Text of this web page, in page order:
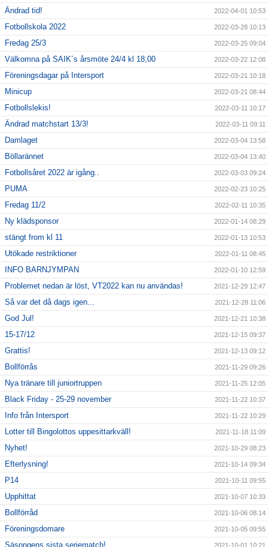
Ändrad tid! 2022-04-01 10:53
Fotbollskola 2022 2022-03-28 10:13
Fredag 25/3 2022-03-25 09:04
Välkomna på SAIK´s årsmöte 24/4 kl 18,00 2022-03-22 12:08
Föreningsdagar på Intersport 2022-03-21 10:18
Minicup 2022-03-21 08:44
Fotbollslekis! 2022-03-11 10:17
Ändrad matchstart 13/3! 2022-03-11 09:11
Damlaget 2022-03-04 13:58
Böllarännet 2022-03-04 13:40
Fotbollsåret 2022 är igång.. 2022-03-03 09:24
PUMA 2022-02-23 10:25
Fredag 11/2 2022-02-11 10:35
Ny klädsponsor 2022-01-14 08:29
stängt from kl 11 2022-01-13 10:53
Utökade restriktioner 2022-01-11 08:45
INFO BARNJYMPAN 2022-01-10 12:59
Problemet nedan är löst, VT2022 kan nu användas! 2021-12-29 12:47
Så var det då dags igen... 2021-12-28 11:06
God Jul! 2021-12-21 10:38
15-17/12 2021-12-15 09:37
Grattis! 2021-12-13 09:12
Bollförrås 2021-11-29 09:26
Nya tränare till juniortruppen 2021-11-25 12:05
Black Friday - 25-29 november 2021-11-22 10:37
Info från Intersport 2021-11-22 10:29
Lotter till Bingolottos uppesittarkväll! 2021-11-18 11:09
Nyhet! 2021-10-29 08:23
Efterlysning! 2021-10-14 09:34
P14 2021-10-11 09:55
Upphittat 2021-10-07 10:33
Bollförråd 2021-10-06 08:14
Föreningsdomare 2021-10-05 09:55
Säsongens sista seriematch! 2021-10-01 10:21